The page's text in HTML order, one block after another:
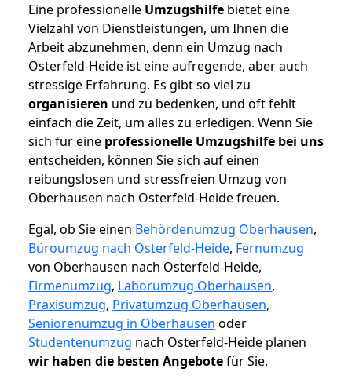
Eine professionelle Umzugshilfe bietet eine
Vielzahl von Dienstleistungen, um Ihnen die
Arbeit abzunehmen, denn ein Umzug nach
Osterfeld-Heide ist eine aufregende, aber auch
stressige Erfahrung. Es gibt so viel zu
organisieren und zu bedenken, und oft fehlt
einfach die Zeit, um alles zu erledigen. Wenn Sie
sich für eine professionelle Umzugshilfe bei uns
entscheiden, können Sie sich auf einen
reibungslosen und stressfreien Umzug von
Oberhausen nach Osterfeld-Heide freuen.
Egal, ob Sie einen Behördenumzug Oberhausen,
Büroumzug nach Osterfeld-Heide, Fernumzug
von Oberhausen nach Osterfeld-Heide,
Firmenumzug, Laborumzug Oberhausen,
Praxisumzug, Privatumzug Oberhausen,
Seniorenumzug in Oberhausen oder
Studentenumzug nach Osterfeld-Heide planen
wir haben die besten Angebotefür Sie.